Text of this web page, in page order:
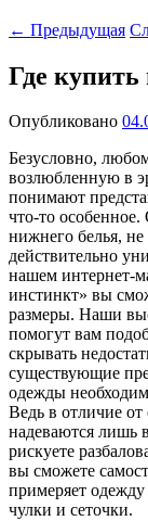
← Предыдущая
Где купить
Опубликовано
Безусловно,
возлюбленную в
понимают
что-то
нижнего белья,
действительно
нашем интернет-
инстинкт» вы
размеры. Наши
помогут вам
скрывать
существующие
одежды
Ведь в отличие от
надеваются лишь
рискуете
вы сможете
примеряет
чулки и сеточки.